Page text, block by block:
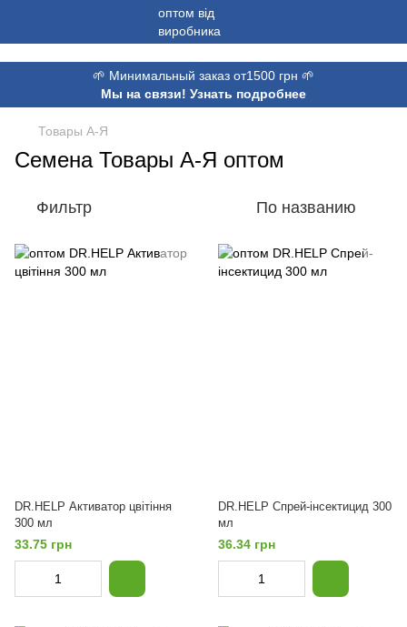
🌱 Минимальный заказ от1500 грн 🌱
Мы на связи! Узнать подробнее
Товары А-Я
Семена Товары А-Я оптом
Фильтр По названию
DR.HELP Активатор цвітіння
300 мл
33.75 грн
DR.HELP Спрей-інсектицид 300
мл
36.34 грн